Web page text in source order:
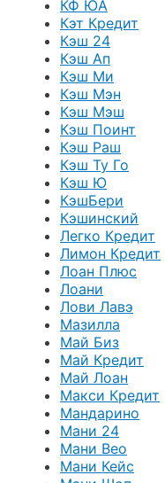
КФ ЮА
Кэт Кредит
Кэш 24
Кэш Ап
Кэш Ми
Кэш Мэн
Кэш Мэш
Кэш Поинт
Кэш Раш
Кэш Ту Го
Кэш Ю
КэшБери
Кэшинский
Легко Кредит
Лимон Кредит
Лоан Плюс
Лоани
Лови Лавэ
Мазилла
Май Биз
Май Кредит
Май Лоан
Макси Кредит
Мандарино
Мани 24
Мани Вео
Мани Кейс